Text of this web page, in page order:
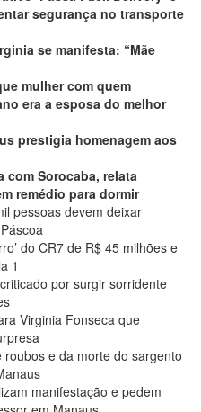
segurança no transporte
se manifesta: “Mãe
mulher com quem
era a esposa do melhor
prestigia homenagem aos
com Sorocaba, relata
remédio para dormir
pessoas devem deixar
do CR7 de R$ 45 milhões e
1
por surgir sorridente
Virginia Fonseca que
roubos e da morte do sargento
manifestação e pedem